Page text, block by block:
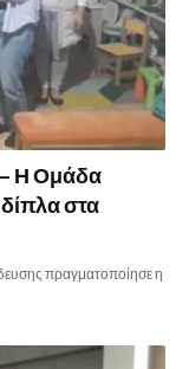
Η Ομάδα
στα
πραγματοποίησε η